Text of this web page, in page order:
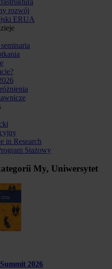
rozwój
ERUA
in Research
Stażowy
My, Uniwersytet
2026